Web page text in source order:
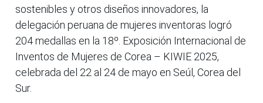
sostenibles y otros diseños innovadores, la
delegación peruana de mujeres inventoras logró
204 medallas en la 18º. Exposición Internacional de
Inventos de Mujeres de Corea – KIWIE 2025,
celebrada del 22 al 24 de mayo en Seúl, Corea del
Sur.